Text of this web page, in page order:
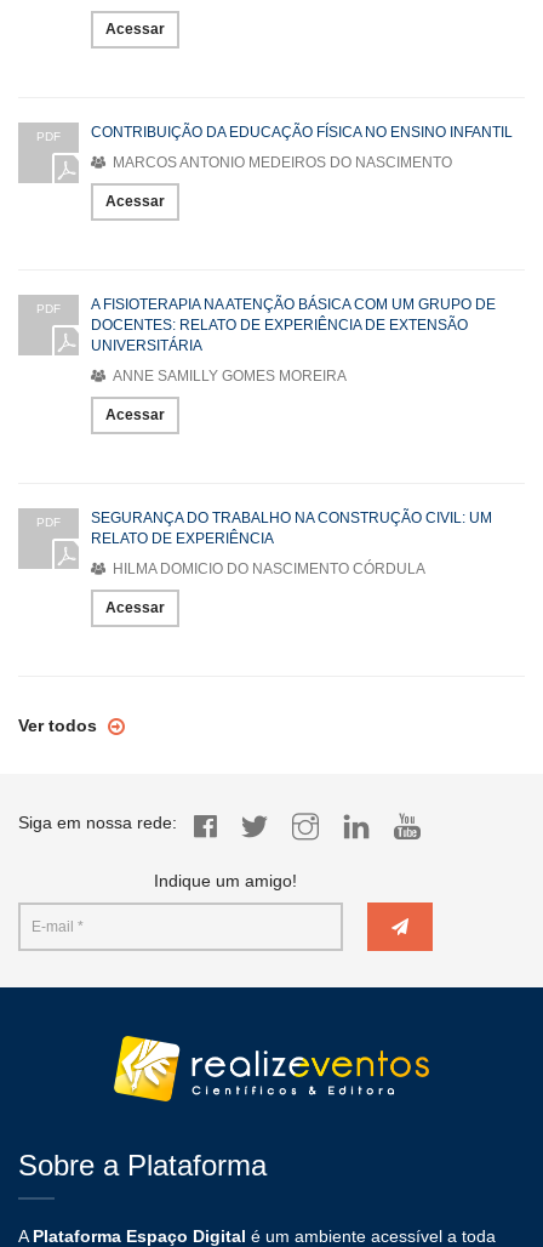
Acessar
PDF
CONTRIBUIÇÃO DA EDUCAÇÃO FÍSICA NO ENSINO INFANTIL
MARCOS ANTONIO MEDEIROS DO NASCIMENTO
Acessar
PDF
A FISIOTERAPIA NA ATENÇÃO BÁSICA COM UM GRUPO DE
DOCENTES: RELATO DE EXPERIÊNCIA DE EXTENSÃO
UNIVERSITÁRIA
ANNE SAMILLY GOMES MOREIRA
Acessar
PDF
SEGURANÇA DO TRABALHO NA CONSTRUÇÃO CIVIL: UM
RELATO DE EXPERIÊNCIA
HILMA DOMICIO DO NASCIMENTO CÓRDULA
Acessar
Ver todos
Siga em nossa rede:
Indique um amigo!
Sobre a Plataforma
A Plataforma Espaço Digital é um ambiente acessível a toda